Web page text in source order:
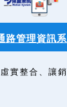
路管理資訊
實整合、讓